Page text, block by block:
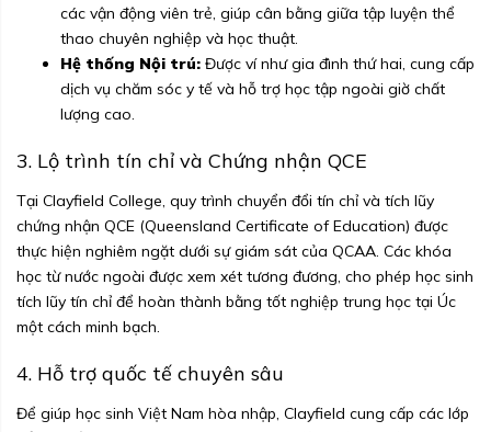
các vận động viên trẻ, giúp cân bằng giữa tập luyện thể
thao chuyên nghiệp và học thuật.
Hệ thống Nội trú: Được ví như gia đình thứ hai, cung cấp
dịch vụ chăm sóc y tế và hỗ trợ học tập ngoài giờ chất
lượng cao.
3. Lộ trình tín chỉ và Chứng nhận QCE
Tại Clayfield College, quy trình chuyển đổi tín chỉ và tích lũy
chứng nhận QCE (Queensland Certificate of Education) được
thực hiện nghiêm ngặt dưới sự giám sát của QCAA. Các khóa
học từ nước ngoài được xem xét tương đương, cho phép học sinh
tích lũy tín chỉ để hoàn thành bằng tốt nghiệp trung học tại Úc
một cách minh bạch.
4. Hỗ trợ quốc tế chuyên sâu
Để giúp học sinh Việt Nam hòa nhập, Clayfield cung cấp các lớp